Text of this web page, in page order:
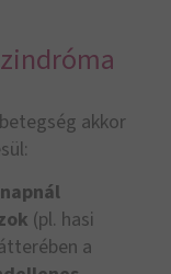
betegség akkor
(pl. hasi
a